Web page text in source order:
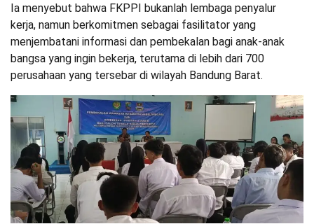
Ia menyebut bahwa FKPPI bukanlah lembaga penyalur
kerja, namun berkomitmen sebagai fasilitator yang
menjembatani informasi dan pembekalan bagi anak-anak
bangsa yang ingin bekerja, terutama di lebih dari 700
perusahaan yang tersebar di wilayah Bandung Barat.